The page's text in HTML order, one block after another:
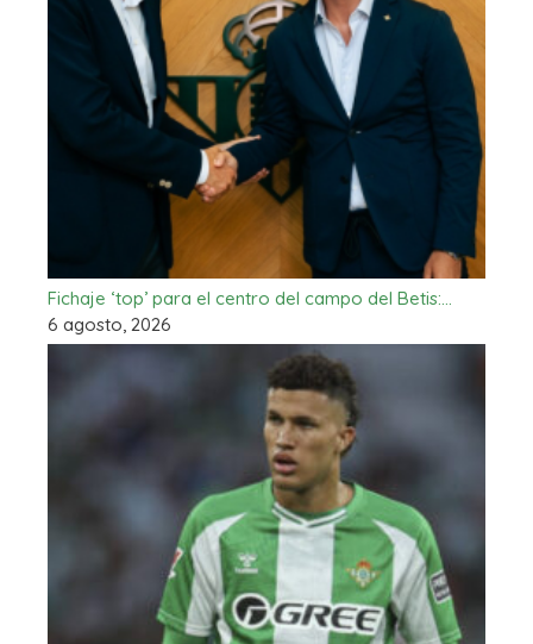
Fichaje ‘top’ para el centro del campo del Betis:…
6 agosto, 2026